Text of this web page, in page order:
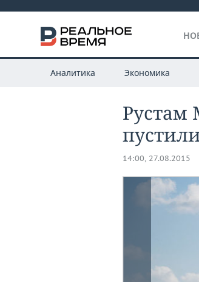
Аналитика Экономика
Рустам
14:00, 27.08.2015